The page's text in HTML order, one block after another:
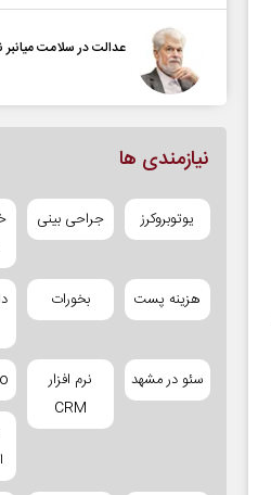
عدالت در سلامت میانبر
نیازمندی ها
یوتوبروکرز جراحی بینی
هزینه پست بخورات
سئو در مشهد
نرم افزار
CRM